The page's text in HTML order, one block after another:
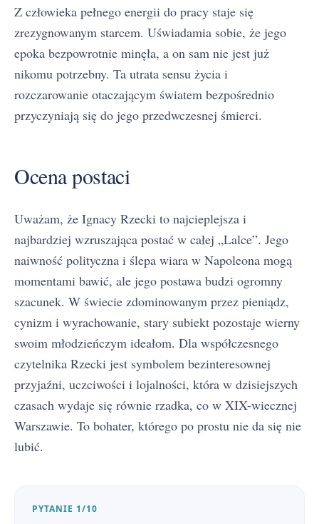
Z człowieka pełnego energii do pracy staje się
zrezygnowanym starcem. Uświadamia sobie, że jego
epoka bezpowrotnie minęła, a on sam nie jest już
nikomu potrzebny. Ta utrata sensu życia i
rozczarowanie otaczającym światem bezpośrednio
przyczyniają się do jego przedwczesnej śmierci.
Ocena postaci
Uważam, że Ignacy Rzecki to najcieplejsza i
najbardziej wzruszająca postać w całej „Lalce”. Jego
naiwność polityczna i ślepa wiara w Napoleona mogą
momentami bawić, ale jego postawa budzi ogromny
szacunek. W świecie zdominowanym przez pieniądz,
cynizm i wyrachowanie, stary subiekt pozostaje wierny
swoim młodzieńczym ideałom. Dla współczesnego
czytelnika Rzecki jest symbolem bezinteresownej
przyjaźni, uczciwości i lojalności, która w dzisiejszych
czasach wydaje się równie rzadka, co w XIX-wiecznej
Warszawie. To bohater, którego po prostu nie da się nie
lubić.
PYTANIE 1/10